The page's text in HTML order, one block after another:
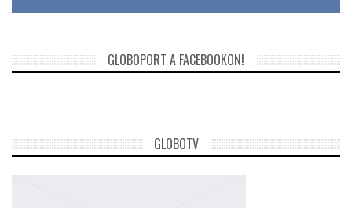
GLOBOPORT A FACEBOOKON!
GLOBOTV